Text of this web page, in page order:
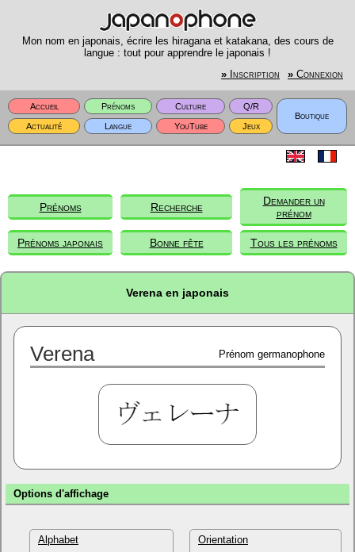
Mon nom en japonais, écrire les hiragana et katakana, des cours de
langue : tout pour apprendre le japonais !
» Inscription » Connexion
Accueil Prénoms Culture
Q/R
Boutique
Actualité
Langue YouTube Jeux
Prénoms Recherche
Demander un
prénom
Prénoms japonais Bonne fête Tous les prénoms
Verena en japonais
Verena Prénom germanophone
Options d'affichage
Alphabet Orientation